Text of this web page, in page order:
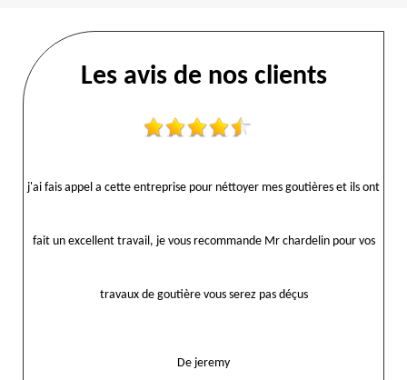
Les avis de nos clients
j'ai fais appel a cette entreprise pour néttoyer mes goutières et ils ont
fait un excellent travail, je vous recommande Mr chardelin pour vos
travaux de goutière vous serez pas déçus
De jeremy